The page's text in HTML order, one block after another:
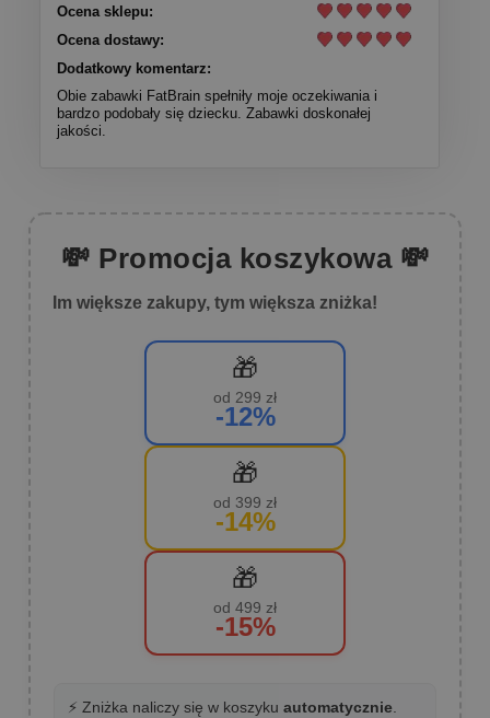
Ocena sklepu:
Ocena dostawy:
Dodatkowy komentarz:
Obie zabawki FatBrain spełniły moje oczekiwania i
bardzo podobały się dziecku. Zabawki doskonałej
jakości.
💸 Promocja koszykowa 💸
Im większe zakupy, tym większa zniżka!
🎁
od 299 zł
-12%
🎁
od 399 zł
-14%
🎁
od 499 zł
-15%
⚡ Zniżka naliczy się w koszyku automatycznie